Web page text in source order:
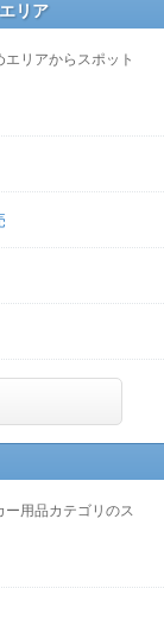
リア
リアからスポット
ー用品カテゴリのス